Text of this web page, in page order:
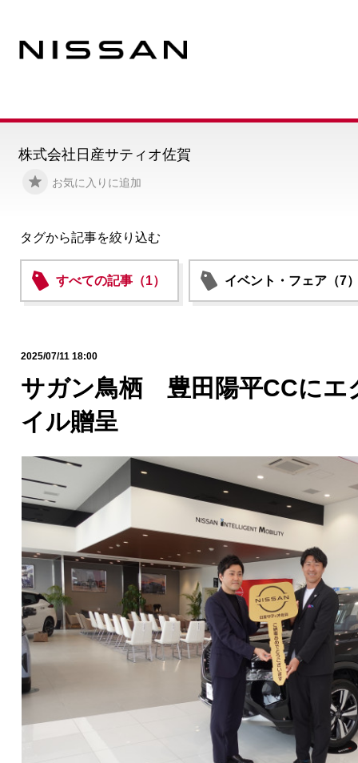
お気に入りに追加
株式会社日産サティオ佐賀
タグから記事を絞り込む
すべての記事（1） イベント・フェア（7
2025/07/11 18:00
サガン鳥栖 豊田陽平CCにエ
イル贈呈